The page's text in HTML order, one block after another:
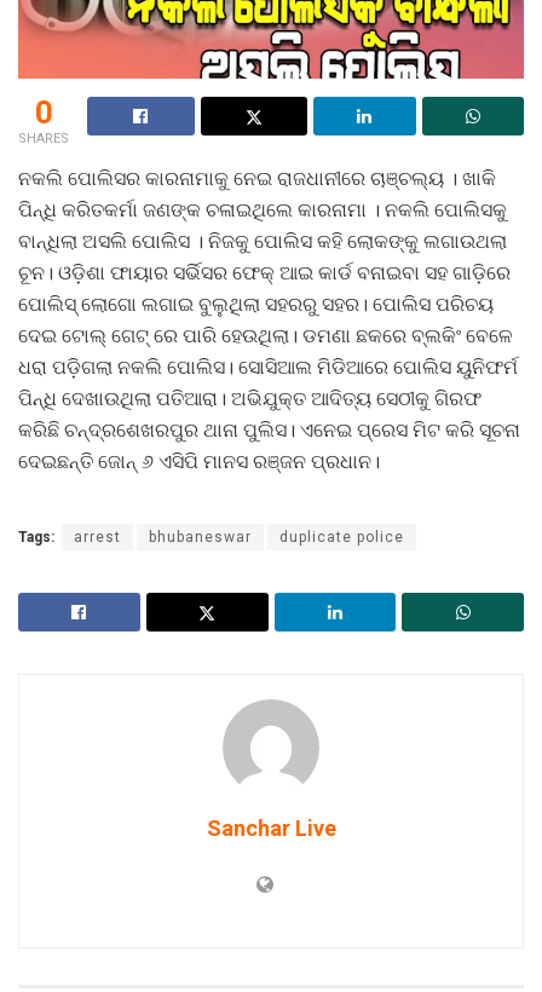
0
SHARES
ନକଲି ପୋଲିସର କାରନାମାକୁ ନେଇ ରାଜଧାନୀରେ ଚାଞ୍ଚଲ୍ୟ । ଖାକି
ପିନ୍ଧି କରିତକର୍ମା ଜଣଙ୍କ ଚଳାଇଥିଲେ କାରନାମା । ନକଲି ପୋଲିସକୁ
ବାନ୍ଧିଲା ଅସଲି ପୋଲିସ । ନିଜକୁ ପୋଲିସ କହି ଲୋକଙ୍କୁ ଲଗାଉଥଲା
ଚୂନ। ଓଡ଼ିଶା ଫାୟାର ସର୍ଭିସର ଫେକ୍ ଆଇ କାର୍ଡ ବନାଇବା ସହ ଗାଡ଼ିରେ
ପୋଲିସ୍ ଲୋଗୋ ଲଗାଇ ବୁଲୁଥିଲା ସହରରୁ ସହର। ପୋଲିସ ପରିଚୟ
ଦେଇ ଟୋଲ୍ ଗେଟ୍ ରେ ପାରି ହେଉଥିଲା। ଡମଣା ଛକରେ ବ୍ଲକିଂ ବେଳେ
ଧରା ପଡ଼ିଗଲା ନକଲି ପୋଲିସ। ସୋସିଆଲ ମିଡିଆରେ ପୋଲିସ ୟୁନିଫର୍ମ
ପିନ୍ଧି ଦେଖାଉଥିଲା ପତିଆରା। ଅଭିଯୁକ୍ତ ଆଦିତ୍ୟ ସେଠୀକୁ ଗିରଫ
କରିଛି ଚନ୍ଦ୍ରଶେଖରପୁର ଥାନା ପୁଲିସ। ଏନେଇ ପ୍ରେସ ମିଟ କରି ସୂଚନା
ଦେଇଛନ୍ତି ଜୋନ୍ ୬ ଏସିପି ମାନସ ରଞ୍ଜନ ପ୍ରଧାନ।
Tags: arrest bhubaneswar duplicate police
Sanchar Live